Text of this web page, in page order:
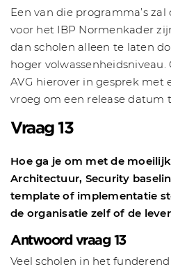
Een van die programma’s
voor het IBP Normenkader
dan scholen alleen te laten
hoger
AVG hierover in gesprek met
vroeg om een release datum
Vraag 13
Hoe ga je om met de
Architectuur, Security
template of implementatie
de organisatie zelf of de
Antwoord vraag 13
Veel scholen in het